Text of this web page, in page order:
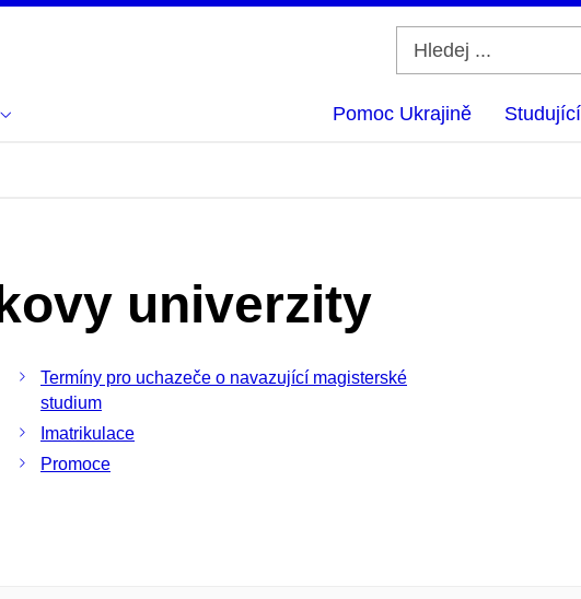
Pomoc Ukrajině Studující
univerzity
Termíny pro uchazeče o navazující magisterské
studium
Imatrikulace
Promoce